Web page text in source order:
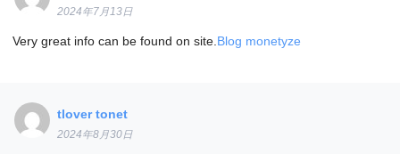
2024年7月13日
Very great info can be found on site.Blog monetyze
tlover tonet
2024年8月30日